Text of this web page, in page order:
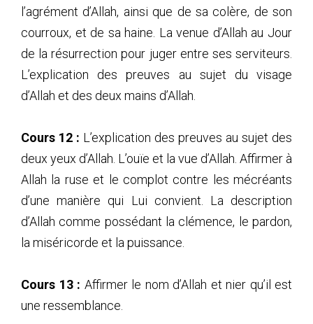
l’agrément d’Allah, ainsi que de sa colère, de son
courroux, et de sa haine. La venue d’Allah au Jour
de la résurrection pour juger entre ses serviteurs.
L’explication des preuves au sujet du visage
d’Allah et des deux mains d’Allah.
Cours 12 : L’explication des preuves au sujet des
deux yeux d’Allah. L’ouïe et la vue d’Allah. Affirmer à
Allah la ruse et le complot contre les mécréants
d’une manière qui Lui convient. La description
d’Allah comme possédant la clémence, le pardon,
la miséricorde et la puissance.
Cours 13 : Affirmer le nom d’Allah et nier qu’il est
une ressemblance.